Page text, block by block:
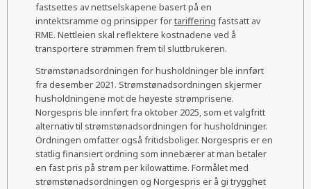
fastsettes av nettselskapene basert på en
inntektsramme og prinsipper fortariffering fastsatt av
RME. Nettleien skal reflektere kostnadene ved å
transportere strømmen frem til sluttbrukeren.
Strømstønadsordningen for husholdninger ble innført
fra desember 2021. Strømstønadsordningen skjermer
husholdningene mot de høyeste strømprisene.
Norgespris ble innført fra oktober 2025, som et valgfritt
alternativ til strømstønadsordningen for husholdninger.
Ordningen omfatter også fritidsboliger. Norgespris er en
statlig finansiert ordning som innebærer at man betaler
en fast pris på strøm per kilowattime. Formålet med
strømstønadsordningen og Norgespris er å gi trygghet